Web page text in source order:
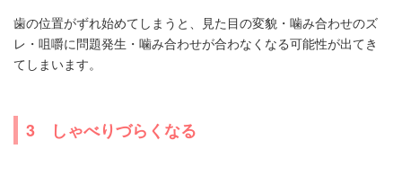
歯の位置がずれ始めてしまうと、見た目の変貌・噛み合わせのズ
レ・咀嚼に問題発生・噛み合わせが合わなくなる可能性が出てき
てしまいます。
3 しゃべりづらくなる